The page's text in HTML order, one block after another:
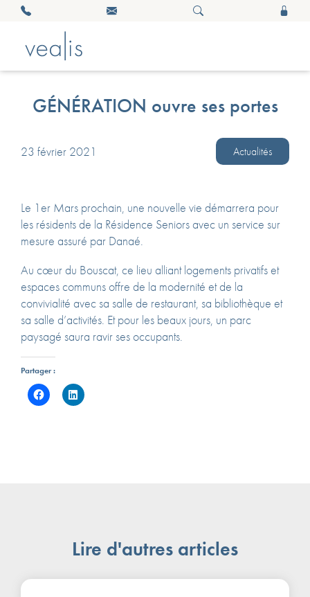
GÉNÉRATION ouvre ses portes
23 février 2021 Actualités
Le 1er Mars prochain, une nouvelle vie démarrera pour
les résidents de la Résidence Seniors avec un service sur
mesure assuré par Danaé.
Au cœur du Bouscat, ce lieu alliant logements privatifs et
espaces communs offre de la modernité et de la
convivialité avec sa salle de restaurant, sa bibliothèque et
sa salle d’activités. Et pour les beaux jours, un parc
paysagé saura ravir ses occupants.
Partager :
Lire d'autres articles